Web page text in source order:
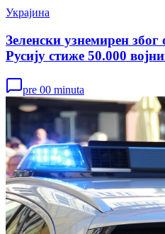
Украјина
Зеленски узнемирен
Русију стиже 50.000
pre 00 minuta